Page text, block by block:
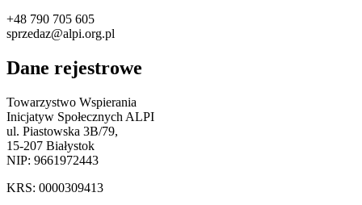
+48 790 705 605
sprzedaz@alpi.org.pl
Dane rejestrowe
Towarzystwo Wspierania
Inicjatyw Społecznych ALPI
ul. Piastowska 3B/79,
15-207 Białystok
NIP: 9661972443
KRS: 0000309413